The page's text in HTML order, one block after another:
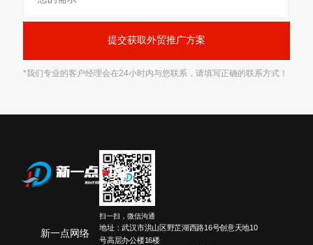
*我们专业的客户经理会在24小时内与您联系，请填写正确的联系方式！
新一点网络
扫一扫，微信沟通
地址：武汉市洪山区野芷湖西路16号创意天地10
号高层办公楼16楼